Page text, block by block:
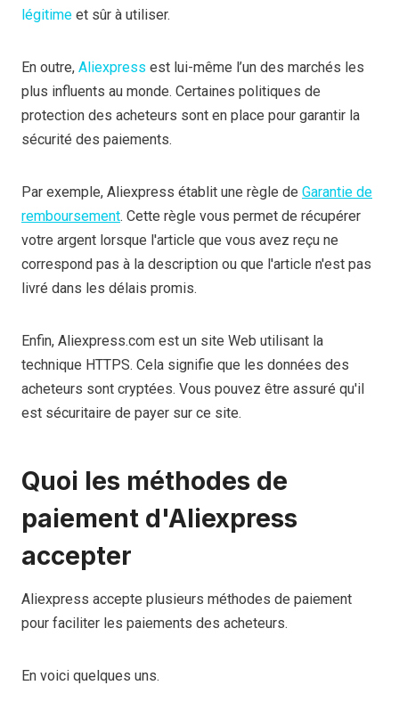
légitime et sûr à utiliser.
En outre, Aliexpress est lui-même l’un des marchés les
plus influents au monde. Certaines politiques de
protection des acheteurs sont en place pour garantir la
sécurité des paiements.
Par exemple, Aliexpress établit une règle de Garantie de
remboursement. Cette règle vous permet de récupérer
votre argent lorsque l'article que vous avez reçu ne
correspond pas à la description ou que l'article n'est pas
livré dans les délais promis.
Enfin, Aliexpress.com est un site Web utilisant la
technique HTTPS. Cela signifie que les données des
acheteurs sont cryptées. Vous pouvez être assuré qu'il
est sécuritaire de payer sur ce site.
Quoi les méthodes de
paiement d'Aliexpress
accepter
Aliexpress accepte plusieurs méthodes de paiement
pour faciliter les paiements des acheteurs.
En voici quelques uns.